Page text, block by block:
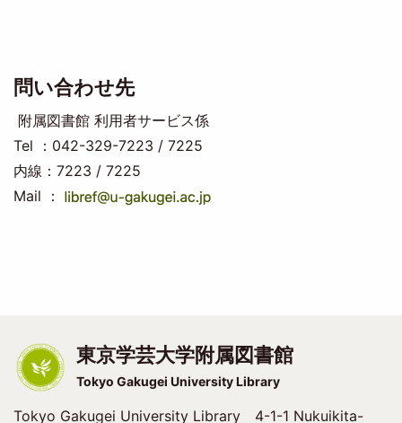
問い合わせ先
附属図書館 利用者サービス係
Tel ：042-329-7223 / 7225
内線：7223 / 7225
Mail ：
東京学芸大学附属図書館
Tokyo Gakugei University Library
Tokyo Gakugei University Library 4-1-1 Nukuikita-